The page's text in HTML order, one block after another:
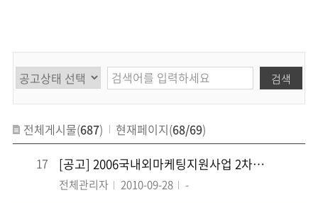
검색
전체게시물(687) 현재페이지(68/69)
17
[공고] 2006국내외마케팅지원사업 2차모집 최종선정업체 발표
전체관리자 2010-09-28 -